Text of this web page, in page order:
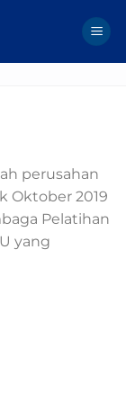
perusahan
Oktober 2019
Pelatihan
yang